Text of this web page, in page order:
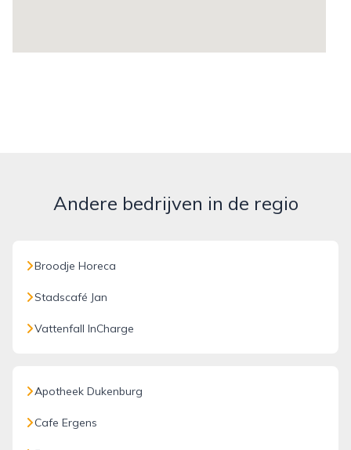
Andere bedrijven in de regio
Broodje Horeca
Stadscafé Jan
Vattenfall InCharge
Apotheek Dukenburg
Cafe Ergens